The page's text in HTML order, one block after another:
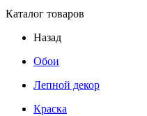
Каталог товаров
Назад
Обои
Лепной декор
Краска